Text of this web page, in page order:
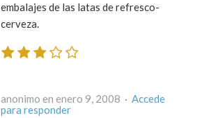
embalajes de las latas de refresco-
cerveza.
anonimo en enero 9, 2008 · Accede
para responder